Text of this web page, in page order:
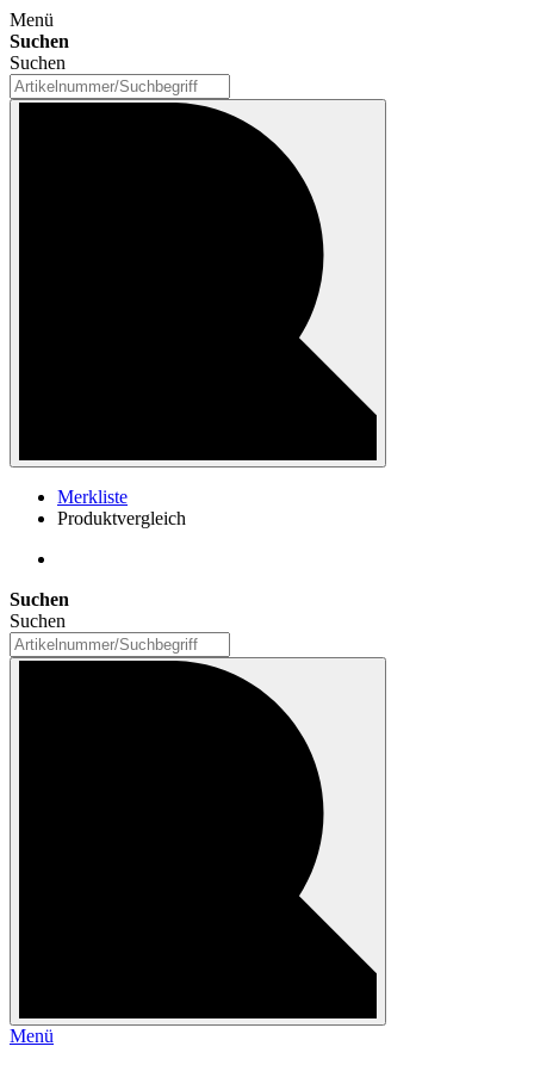
Menü
Suchen
Suchen
Merkliste
Produktvergleich
Suchen
Suchen
Menü